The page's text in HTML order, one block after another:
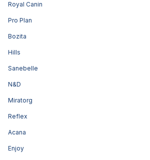
Royal Canin
Pro Plan
Bozita
Hills
Sanebelle
N&D
Miratorg
Reflex
Acana
Enjoy